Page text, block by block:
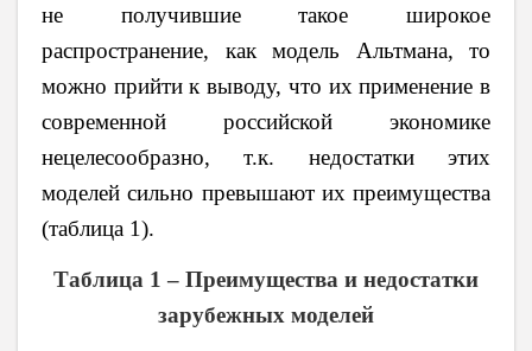
не получившие такое широкое
распространение, как модель Альтмана, то
можно прийти к выводу, что их применение в
современной российской экономике
нецелесообразно, т.к. недостатки этих
моделей сильно превышают их преимущества
(таблица 1).
Таблица 1 – Преимущества и недостатки
зарубежных моделей